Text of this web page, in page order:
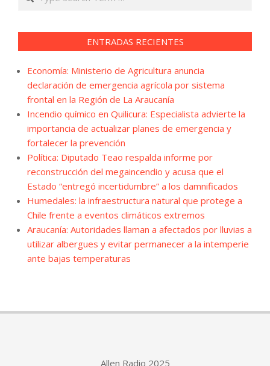
ENTRADAS RECIENTES
Economía: Ministerio de Agricultura anuncia
declaración de emergencia agrícola por sistema
frontal en la Región de La Araucanía
Incendio químico en Quilicura: Especialista advierte la
importancia de actualizar planes de emergencia y
fortalecer la prevención
Política: Diputado Teao respalda informe por
reconstrucción del megaincendio y acusa que el
Estado “entregó incertidumbre” a los damnificados
Humedales: la infraestructura natural que protege a
Chile frente a eventos climáticos extremos
Araucanía: Autoridades llaman a afectados por lluvias a
utilizar albergues y evitar permanecer a la intemperie
ante bajas temperaturas
Allen Radio 2025